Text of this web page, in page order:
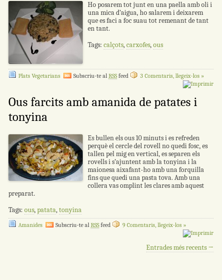
Ho posarem tot junt en una paella amb oli i
una mica d’aigua, ho salarem i deixarem
que es faci a foc suau tot remenant de tant
en tant.
Tags: calçots,carxofes,ous
Plats Vegetarians Subscriu-te al RSSfeed 3 Comentaris, llegeix-los »
Ous farcits amb amanida de patates i
tonyina
Es bullen els ous 10 minuts i es refreden
perquè el cercle del rovell no quedi fosc, es
tallen pel mig en vertical, es separen els
rovells i s’ajuntent amb la tonyina i la
maionesa aixafant-ho amb una forquilla
fins que quedi una pasta tova. Amb una
collera vas omplint les clares amb aquest
preparat.
Tags: ous,patata,tonyina
Amanides Subscriu-te al RSSfeed 9 Comentaris, llegeix-los »
Entrades més recents →